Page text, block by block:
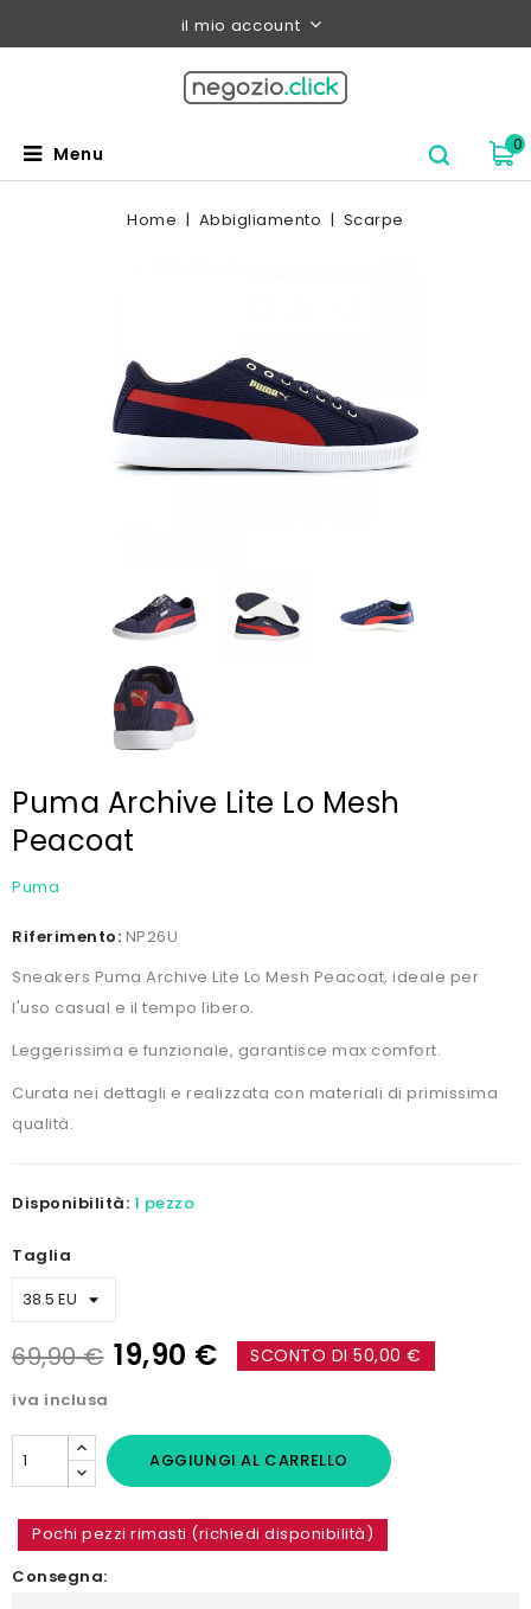
il mio account
0
Menu
Home Abbigliamento Scarpe
Puma Archive Lite Lo Mesh
Peacoat
Puma
Riferimento: NP26U
Sneakers Puma Archive Lite Lo Mesh Peacoat, ideale per
l'uso casual e il tempo libero.
Leggerissima e funzionale, garantisce max comfort.
Curata nei dettagli e realizzata con materiali di primissima
qualità.
Disponibilità: 1 pezzo
Taglia
69,90 € 19,90 € SCONTO DI 50,00 €
iva inclusa
AGGIUNGI AL CARRELLO
Pochi pezzi rimasti (richiedi disponibilità)
Consegna: